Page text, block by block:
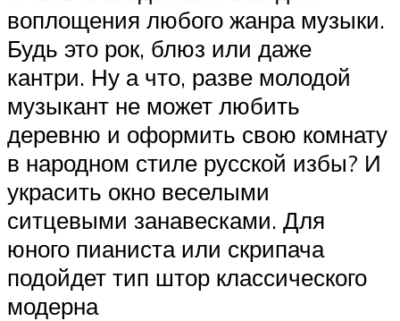
воплощения любого жанра музыки.
Будь это рок, блюз или даже
кантри. Ну а что, разве молодой
музыкант не может любить
деревню и оформить свою комнату
в народном стиле русской избы? И
украсить окно веселыми
ситцевыми занавесками. Для
юного пианиста или скрипача
подойдет тип штор классического
модерна